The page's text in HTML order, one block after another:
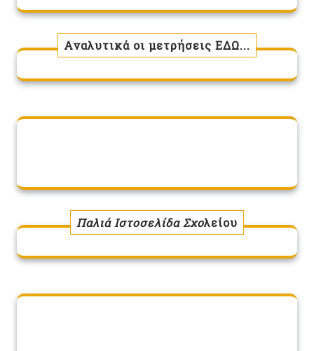
Αναλυτικά οι μετρήσεις ΕΔΩ...
Παλιά Ιστοσελίδα Σχολείου